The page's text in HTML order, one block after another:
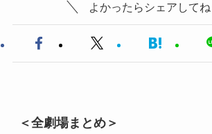
よかったらシェアしてね
＜全劇場まとめ＞